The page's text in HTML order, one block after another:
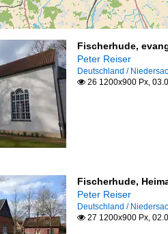
Fischerhude,
Peter Reiser
Deutschland /
26 1200x900 Px,
Fischerhude,
Peter Reiser
Deutschland /
27 1200x900 Px,